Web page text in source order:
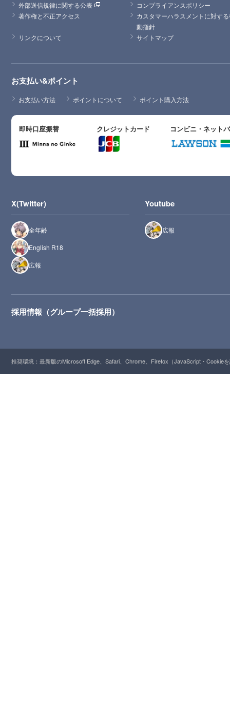
外部送信規律に関する公表
コンプライアンスポリシー
著作権と不正アクセス
カスタマーハラスメントに対す
動指針
リンクについて
サイトマップ
お支払い&ポイント
お支払い方法 ポイントについて ポイント購入方法
即時口座振替 クレジットカード コンビニ・ネット
X(Twitter)
全年齢
English R18
広報
Youtube
広報
採用情報（グループ一括採用）
推奨環境：最新版のMicrosoft Edge、Safari、Chrome、Firefox（JavaScript・Cookie